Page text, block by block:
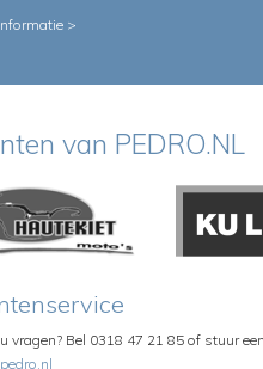
>
van PEDRO.NL
vragen? Bel 0318 47 21 85 of stuur